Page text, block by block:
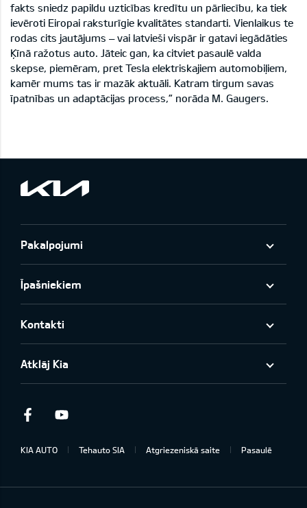
fakts sniedz papildu uzticības kredītu un pārliecību, ka tiek
ievēroti Eiropai raksturīgie kvalitātes standarti. Vienlaikus te
rodas cits jautājums – vai latvieši vispār ir gatavi iegādāties
Ķīnā ražotus auto. Jāteic gan, ka citviet pasaulē valda
skepse, piemēram, pret Tesla elektriskajiem automobiļiem,
kamēr mums tas ir mazāk aktuāli. Katram tirgum savas
īpatnības un adaptācijas process,” norāda M. Gaugers.
Pakalpojumi
Īpašniekiem
Kontakti
Atklāj Kia
Facebook
KIA AUTO Tehauto SIA Atgriezeniskā saite Pasaulē